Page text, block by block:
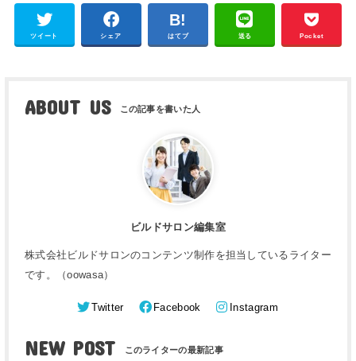
ツイート シェア はてブ 送る Pocket
ABOUT US
ビルドサロン編集室
株式会社ビルドサロンのコンテンツ制作を担当しているライター
です。（oowasa）
Twitter Facebook Instagram
NEW POST